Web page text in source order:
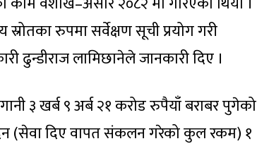
स्रोतका रुपमा सर्वेक्षण सूची प्रयोग गरी
लामिछानेले जानकारी दिए ।
३ खर्ब ९ अर्ब २१ करोड रुपैयाँ बराबर पुगेको
(सेवा दिए वापत संकलन गरेको कुल रकम) १